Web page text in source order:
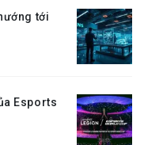
tới
Esports